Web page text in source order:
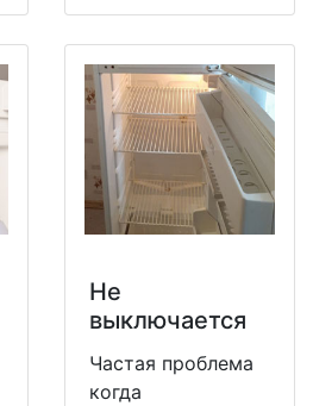
Не
выключается
Частая проблема
когда